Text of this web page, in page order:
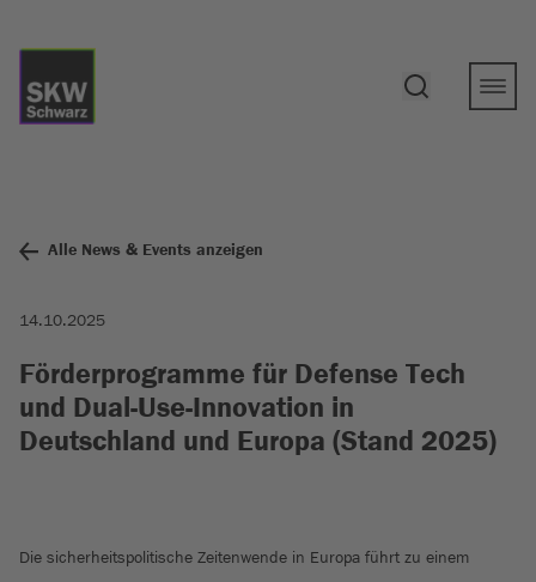
Alle News & Events anzeigen
14.10.2025
Förderprogramme für Defense Tech
und Dual-Use-Innovation in
Deutschland und Europa (Stand 2025)
Die sicherheitspolitische Zeitenwende in Europa führt zu einem